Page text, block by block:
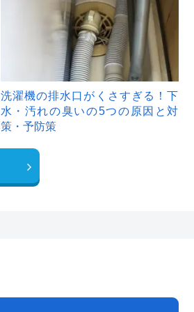
洗濯機の排水口がくさすぎる！下
水・汚れの臭いの5つの原因と対
策・予防策